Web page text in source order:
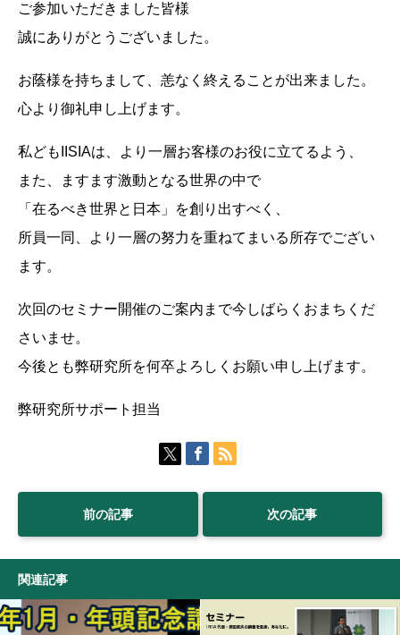
ご参加いただきました皆様
誠にありがとうございました。
お蔭様を持ちまして、恙なく終えることが出来ました。
心より御礼申し上げます。
私どもIISIAは、より一層お客様のお役に立てるよう、
また、ますます激動となる世界の中で
「在るべき世界と日本」を創り出すべく、
所員一同、より一層の努力を重ねてまいる所存でござい
ます。
次回のセミナー開催のご案内まで今しばらくおまちくだ
さいませ。
今後とも弊研究所を何卒よろしくお願い申し上げます。
弊研究所サポート担当
前の記事 次の記事
関連記事